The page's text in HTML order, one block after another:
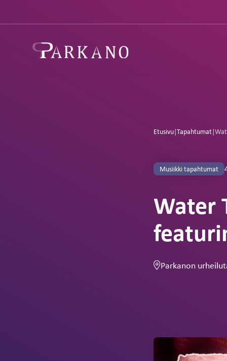
Etusivu|Tapahtumat|
Musiikki tapahtumat
Water
Parkanon